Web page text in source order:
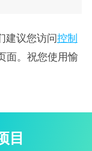
建议您访问控制
面。祝您使用愉
目